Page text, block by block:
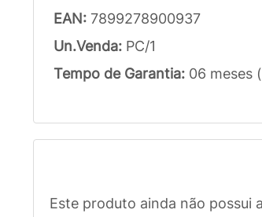
EAN: 7899278900937
Un.Venda: PC/1
Tempo de Garantia: 06 meses
Este produto ainda não possui